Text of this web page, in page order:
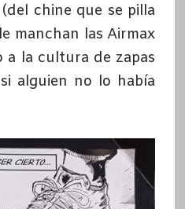
chine que se pilla
manchan las Airmax
a la cultura de zapas
alguien no lo había